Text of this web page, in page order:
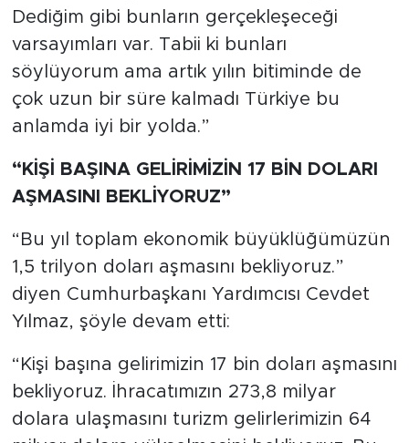
Dediğim gibi bunların gerçekleşeceği
varsayımları var. Tabii ki bunları
söylüyorum ama artık yılın bitiminde de
çok uzun bir süre kalmadı Türkiye bu
anlamda iyi bir yolda.”
“KİŞİ BAŞINA GELİRİMİZİN 17 BİN DOLARI
AŞMASINI BEKLİYORUZ”
“Bu yıl toplam ekonomik büyüklüğümüzün
1,5 trilyon doları aşmasını bekliyoruz.”
diyen Cumhurbaşkanı Yardımcısı Cevdet
Yılmaz, şöyle devam etti:
“Kişi başına gelirimizin 17 bin doları aşmasını
bekliyoruz. İhracatımızın 273,8 milyar
dolara ulaşmasını turizm gelirlerimizin 64